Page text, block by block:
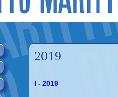
2019
I - 2019